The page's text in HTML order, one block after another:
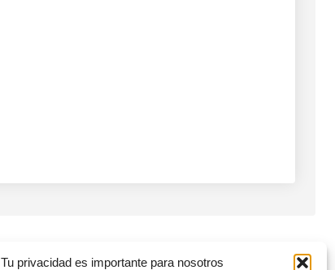
Tu privacidad es importante para nosotros